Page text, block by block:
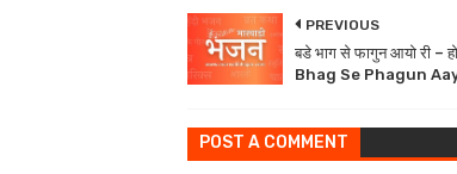
PREVIOUS
बडे भाग से फागुन आयो री –
Bhag Se Phagun
POST A COMMENT